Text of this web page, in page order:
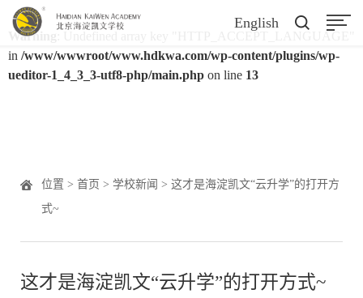
Warning
in /www/wwwroot/www.hdkwa.com/wp-content/plugins/wp-
ueditor-1_4_3_3-utf8-php/main.php on line 13
English
位置 > 首页 > 学校新闻 > 这才是海淀凯文“云升学”的打开方
式~
这才是海淀凯文“云升学”的打开方式~